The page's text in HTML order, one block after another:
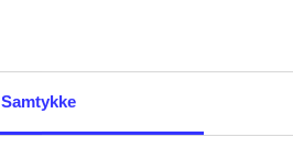
Samtykke